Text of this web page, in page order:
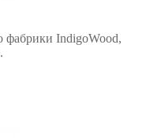
фабрики IndigoWood,